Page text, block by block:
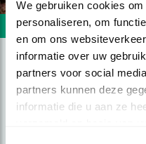
We gebruiken cookies
personaliseren, om
en om ons
informatie over uw
partners voor social
partners kunnen deze
informatie die u aan ze
Volgende foto
KUIFMEES